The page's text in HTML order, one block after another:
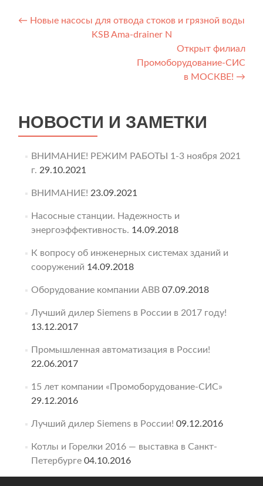
Навигация
← Новые насосы для отвода стоков и грязной воды
KSB Ama-drainer N
Открыт филиал
Промоборудование-СИС
в МОСКВЕ! →
НОВОСТИ И ЗАМЕТКИ
ВНИМАНИЕ! РЕЖИМ РАБОТЫ 1-3 ноября 2021
г. 29.10.2021
ВНИМАНИЕ! 23.09.2021
Насосные станции. Надежность и
энергоэффективность. 14.09.2018
К вопросу об инженерных системах зданий и
сооружений 14.09.2018
Оборудование компании ABB 07.09.2018
Лучший дилер Siemens в России в 2017 году!
13.12.2017
Промышленная автоматизация в России!
22.06.2017
15 лет компании «Промоборудование-СИС»
29.12.2016
Лучший дилер Siemens в России! 09.12.2016
Котлы и Горелки 2016 — выставка в Санкт-
Петербурге 04.10.2016